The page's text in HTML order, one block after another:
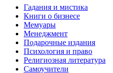
Гадания и мистика
Книги о бизнесе
Мемуары
Менеджмент
Подарочные издания
Психология и право
Религиозная литература
Самоучители